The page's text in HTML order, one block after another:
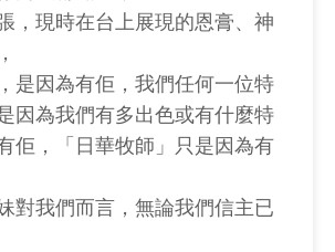
，現時在台上展現的恩膏、神
是因為有佢，我們任何一位特
因為我們有多出色或有什麼特
佢，「日華牧師」只是因為有
對我們而言，無論我們信主已